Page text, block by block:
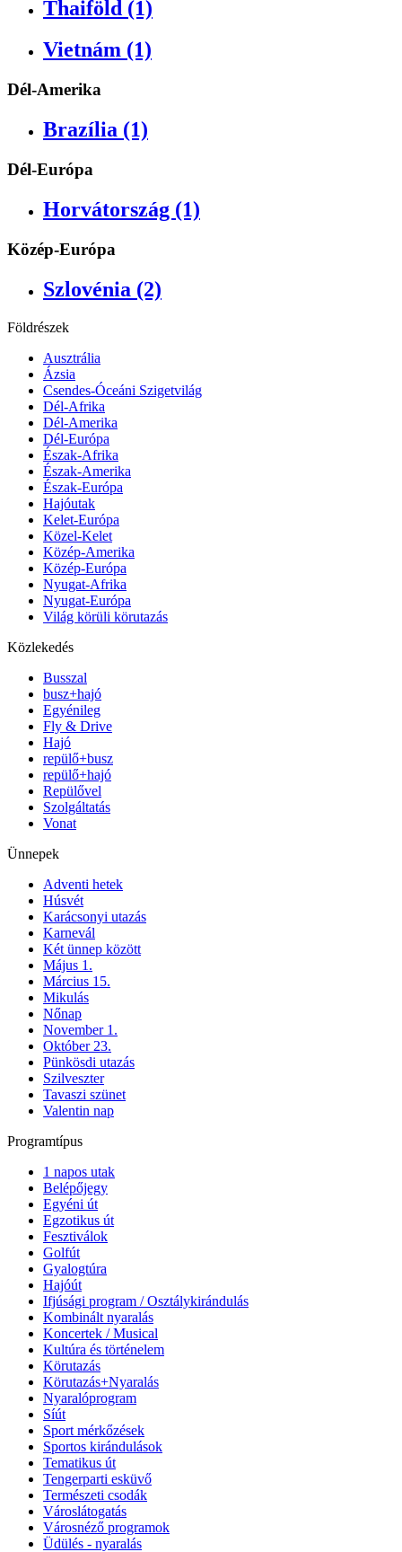
Thaiföld (1)
Vietnám (1)
Dél-Amerika
Brazília (1)
Dél-Európa
Horvátország (1)
Közép-Európa
Szlovénia (2)
Földrészek
Ausztrália
Ázsia
Csendes-Óceáni Szigetvilág
Dél-Afrika
Dél-Amerika
Dél-Európa
Észak-Afrika
Észak-Amerika
Észak-Európa
Hajóutak
Kelet-Európa
Közel-Kelet
Közép-Amerika
Közép-Európa
Nyugat-Afrika
Nyugat-Európa
Világ körüli körutazás
Közlekedés
Busszal
busz+hajó
Egyénileg
Fly & Drive
Hajó
repülő+busz
repülő+hajó
Repülővel
Szolgáltatás
Vonat
Ünnepek
Adventi hetek
Húsvét
Karácsonyi utazás
Karnevál
Két ünnep között
Május 1.
Március 15.
Mikulás
Nőnap
November 1.
Október 23.
Pünkösdi utazás
Szilveszter
Tavaszi szünet
Valentin nap
Programtípus
1 napos utak
Belépőjegy
Egyéni út
Egzotikus út
Fesztiválok
Golfút
Gyalogtúra
Hajóút
Ifjúsági program / Osztálykirándulás
Kombinált nyaralás
Koncertek / Musical
Kultúra és történelem
Körutazás
Körutazás+Nyaralás
Nyaralóprogram
Síút
Sport mérkőzések
Sportos kirándulások
Tematikus út
Tengerparti esküvő
Természeti csodák
Városlátogatás
Városnéző programok
Üdülés - nyaralás